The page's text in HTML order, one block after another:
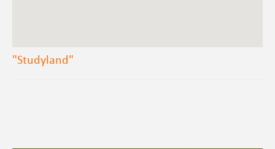
"Studyland"